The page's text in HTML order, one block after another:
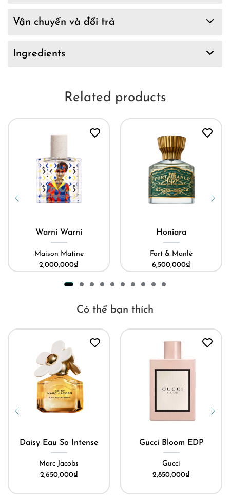
Vận chuyển và đổi trả
Ingredients
Related products
Honiara
Fort & Manlé
6,500,000₫
Xà phòng Erreur 404
Maison Matine
350,000₫
Có thể bạn thích
Gucci Bloom EDP
Gucci
2,850,000₫
Late Harvest
Fort & Manlé
6,500,000₫